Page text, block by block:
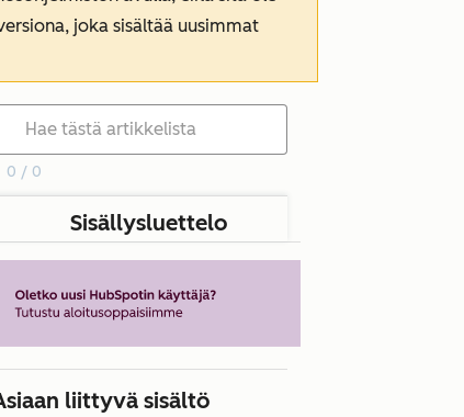
joka sisältää uusimmat
0 / 0
Sisällysluettelo
liittyvä sisältö